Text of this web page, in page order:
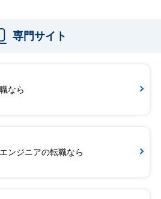
専門サイト
なら
ンジニアの転職なら